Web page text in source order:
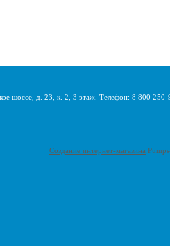
шоссе, д. 23, к. 2, 3 этаж. Телефон: 8 800
Создание интернет-магазина